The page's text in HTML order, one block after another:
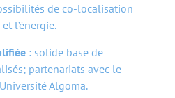
de co-localisation
l’énergie.
: solide base de
partenariats avec le
Algoma.